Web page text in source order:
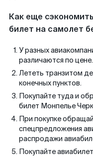
Как еще
билет на самолет
У разных
различаются по цене.
Лететь транзитом
конечных пунктов.
Покупайте туда и
билет Монпелье
При покупке
спецпредложения
распродажи
Покупайте